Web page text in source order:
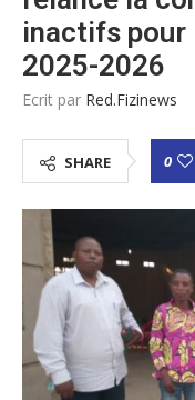
inactifs pour
2025-2026
Ecrit par Red.fizinews
SHARE 0